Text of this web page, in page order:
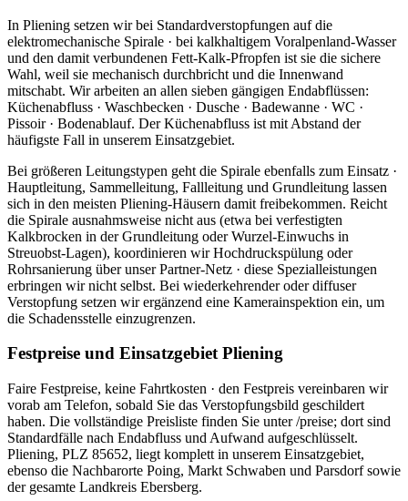
In Pliening setzen wir bei Standardverstopfungen auf die
elektromechanische Spirale · bei kalkhaltigem Voralpenland-Wasser
und den damit verbundenen Fett-Kalk-Pfropfen ist sie die sichere
Wahl, weil sie mechanisch durchbricht und die Innenwand
mitschabt. Wir arbeiten an allen sieben gängigen Endabflüssen:
Küchenabfluss · Waschbecken · Dusche · Badewanne · WC ·
Pissoir · Bodenablauf. Der Küchenabfluss ist mit Abstand der
häufigste Fall in unserem Einsatzgebiet.
Bei größeren Leitungstypen geht die Spirale ebenfalls zum Einsatz ·
Hauptleitung, Sammelleitung, Fallleitung und Grundleitung lassen
sich in den meisten Pliening-Häusern damit freibekommen. Reicht
die Spirale ausnahmsweise nicht aus (etwa bei verfestigten
Kalkbrocken in der Grundleitung oder Wurzel-Einwuchs in
Streuobst-Lagen), koordinieren wir Hochdruckspülung oder
Rohrsanierung über unser Partner-Netz · diese Spezialleistungen
erbringen wir nicht selbst. Bei wiederkehrender oder diffuser
Verstopfung setzen wir ergänzend eine Kamerainspektion ein, um
die Schadensstelle einzugrenzen.
Festpreise und Einsatzgebiet Pliening
Faire Festpreise, keine Fahrtkosten · den Festpreis vereinbaren wir
vorab am Telefon, sobald Sie das Verstopfungsbild geschildert
haben. Die vollständige Preisliste finden Sie unter /preise; dort sind
Standardfälle nach Endabfluss und Aufwand aufgeschlüsselt.
Pliening, PLZ 85652, liegt komplett in unserem Einsatzgebiet,
ebenso die Nachbarorte Poing, Markt Schwaben und Parsdorf sowie
der gesamte Landkreis Ebersberg.